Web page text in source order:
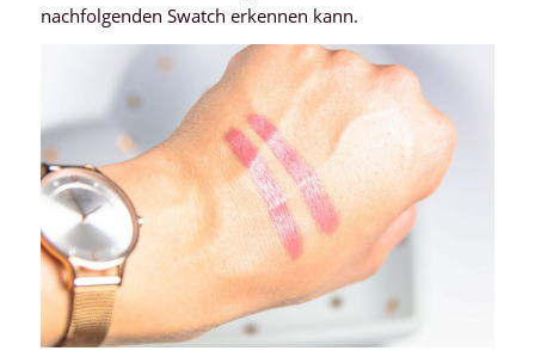
nachfolgenden Swatch erkennen kann.